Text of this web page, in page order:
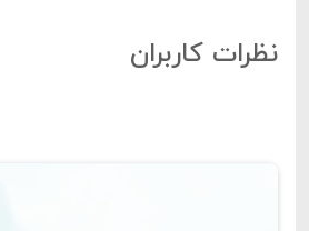
نظرات کاربران